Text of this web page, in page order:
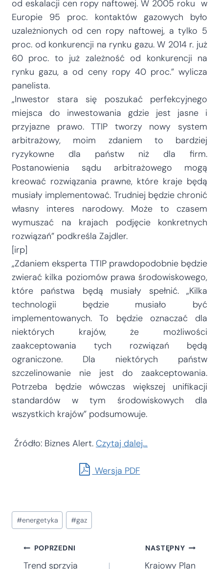
od eskalacji cen ropy naftowej. W 2005 roku w
Europie 95 proc. kontaktów gazowych było
uzależnionych od cen ropy naftowej, a tylko 5
proc. od konkurencji na rynku gazu. W 2014 r. już
60 proc. to już zależność od konkurencji na
rynku gazu, a od ceny ropy 40 proc.” wylicza
panelista.
„Inwestor stara się poszukać perfekcyjnego
miejsca do inwestowania gdzie jest jasne i
przyjazne prawo. TTIP tworzy nowy system
arbitrażowy, moim zdaniem to bardziej
ryzykowne dla państw niż dla firm.
Postanowienia sądu arbitrażowego mogą
kreować rozwiązania prawne, które kraje będą
musiały implementować. Trudniej będzie chronić
własny interes narodowy. Może to czasem
wymuszać na krajach podjęcie konkretnych
rozwiązań” podkreśla Zajdler.
[irp]
„Zdaniem eksperta TTIP prawdopodobnie będzie
zwierać kilka poziomów prawa środowiskowego,
które państwa będą musiały spełnić. „Kilka
technologii będzie musiało być
implementowanych. To będzie oznaczać dla
niektórych krajów, że możliwości
zaakceptowania tych rozwiązań będą
ograniczone. Dla niektórych państw
szczelinowanie nie jest do zaakceptowania.
Potrzeba będzie wówczas większej unifikacji
standardów w tym środowiskowych dla
wszystkich krajów” podsumowuje.
Źródło: Biznes Alert. Czytaj dalej…
Wersja PDF
Tagi
wpisu:
#energetyka #gaz
Nawigacja
POPRZEDNI
Trend sprzyja
NASTĘPNY
Krajowy Plan